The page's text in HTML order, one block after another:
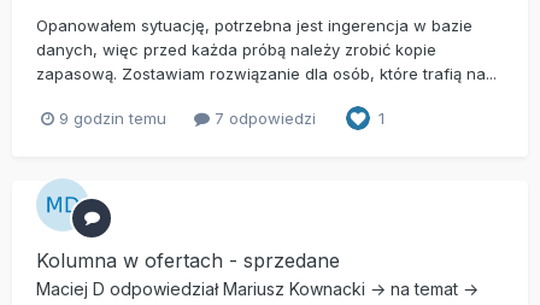
Opanowałem sytuację, potrzebna jest ingerencja w bazie
danych, więc przed każda próbą należy zrobić kopie
zapasową. Zostawiam rozwiązanie dla osób, które trafią na...
9 godzin temu 7 odpowiedzi 1
Kolumna w ofertach - sprzedane
Maciej D odpowiedziałMariusz Kownacki → na temat →